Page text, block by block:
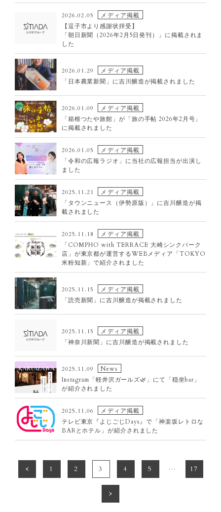
NO
IMAGE
2026.02.05
メディア掲載
【逗子市より感謝状拝受】
「朝日新聞（2026年2月5日発刊）」に掲載されま
した
2026.01.29
メディア掲載
「日本農業新聞」に吉川醸造が掲載されました
2026.01.09
メディア掲載
「箱根つたや旅館」が「旅の手帖 2026年2月号」
に掲載されました
2026.01.05
メディア掲載
「令和の広報ラジオ」に当社の広報担当が出演し
ました
2025.11.21
メディア掲載
「タウンニュース（伊勢原版）」に吉川醸造が掲
載されました
2025.11.18
メディア掲載
「COMPHO with TERRACE 大崎シンクパーク
店」が東京都が運営するWEBメディア「TOKYO
米粉知新」で紹介されました
2025.11.15
メディア掲載
「読売新聞」に吉川醸造が掲載されました
NO
IMAGE
2025.11.15
メディア掲載
「神奈川新聞」に吉川醸造が掲載されました
2025.11.09
News
Instagram「軽井沢ガールズ🌿」にて「穏坐bar」
が紹介されました
2025.11.06
メディア掲載
テレビ東京『よじごじDays』で「神楽坂レトロな
BARとホテル」が紹介されました
1 2 3 4 5 … 17